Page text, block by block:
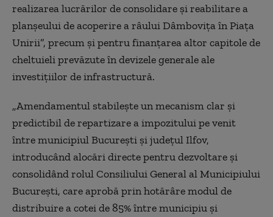
realizarea lucrărilor de consolidare și reabilitare a
planșeului de acoperire a râului Dâmbovița în Piața
Unirii”, precum și pentru finanțarea altor capitole de
cheltuieli prevăzute în devizele generale ale
investițiilor de infrastructură.
„Amendamentul stabilește un mecanism clar și
predictibil de repartizare a impozitului pe venit
între municipiul București și județul Ilfov,
introducând alocări directe pentru dezvoltare și
consolidând rolul Consiliului General al Municipiului
București, care aprobă prin hotărâre modul de
distribuire a cotei de 85% între municipiu și